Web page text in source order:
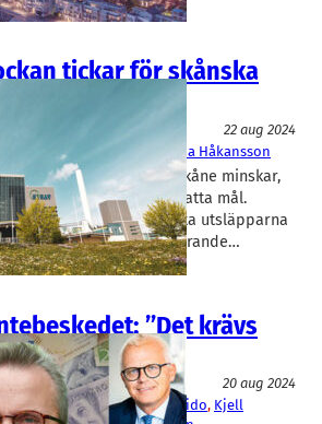
tickar för skånska
22 aug 2024
Skåne
Sysav Patricia Håkansson
av växthusgaser i Skåne minskar,
det är långt kvar till uppsatta mål.
hos de tio största utsläpparna
är direkt avgörande…
”Det krävs
Riskkapital
20 aug 2024
, Genovis, Inarea Group, Inwido, Kjell